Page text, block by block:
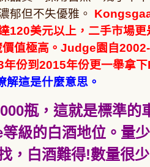
郁但不失優雅。
120美元以上，二手市場
值極高。 Judge園 自
份到2015年份更一舉拿下
這是什麼意思。
瓶，這就是標準的
級的白酒地位。量少
，白酒難得!數量很